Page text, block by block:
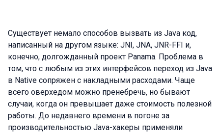
Существует немало способов вызвать из Java код,
написанный на другом языке: JNI, JNA, JNR-FFI и,
конечно, долгожданный проект Panama. Проблема в
том, что с любым из этих интерфейсов переход из Java
в Native сопряжен с накладными расходами. Чаще
всего оверхедом можно пренебречь, но бывают
случаи, когда он превышает даже стоимость полезной
работы. До недавнего времени в погоне за
производительностью Java-хакеры применяли